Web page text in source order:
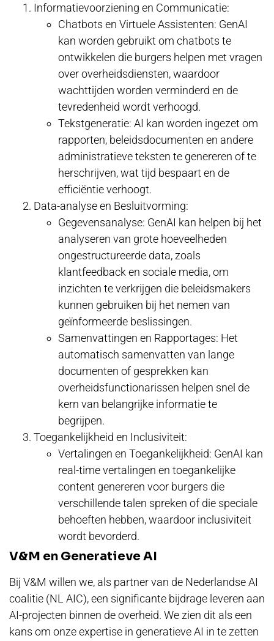
Informatievoorziening en Communicatie:
Chatbots en Virtuele Assistenten: GenAI
kan worden gebruikt om chatbots te
ontwikkelen die burgers helpen met vragen
over overheidsdiensten, waardoor
wachttijden worden verminderd en de
tevredenheid wordt verhoogd.
Tekstgeneratie: AI kan worden ingezet om
rapporten, beleidsdocumenten en andere
administratieve teksten te genereren of te
herschrijven, wat tijd bespaart en de
efficiëntie verhoogt.
Data-analyse en Besluitvorming:
Gegevensanalyse: GenAI kan helpen bij het
analyseren van grote hoeveelheden
ongestructureerde data, zoals
klantfeedback en sociale media, om
inzichten te verkrijgen die beleidsmakers
kunnen gebruiken bij het nemen van
geïnformeerde beslissingen.
Samenvattingen en Rapportages: Het
automatisch samenvatten van lange
documenten of gesprekken kan
overheidsfunctionarissen helpen snel de
kern van belangrijke informatie te
begrijpen.
Toegankelijkheid en Inclusiviteit:
Vertalingen en Toegankelijkheid: GenAI kan
real-time vertalingen en toegankelijke
content genereren voor burgers die
verschillende talen spreken of die speciale
behoeften hebben, waardoor inclusiviteit
wordt bevorderd.
V&M en Generatieve AI
Bij V&M willen we, als partner van de Nederlandse AI
coalitie (NL AIC), een significante bijdrage leveren aan
AI-projecten binnen de overheid. We zien dit als een
kans om onze expertise in generatieve AI in te zetten